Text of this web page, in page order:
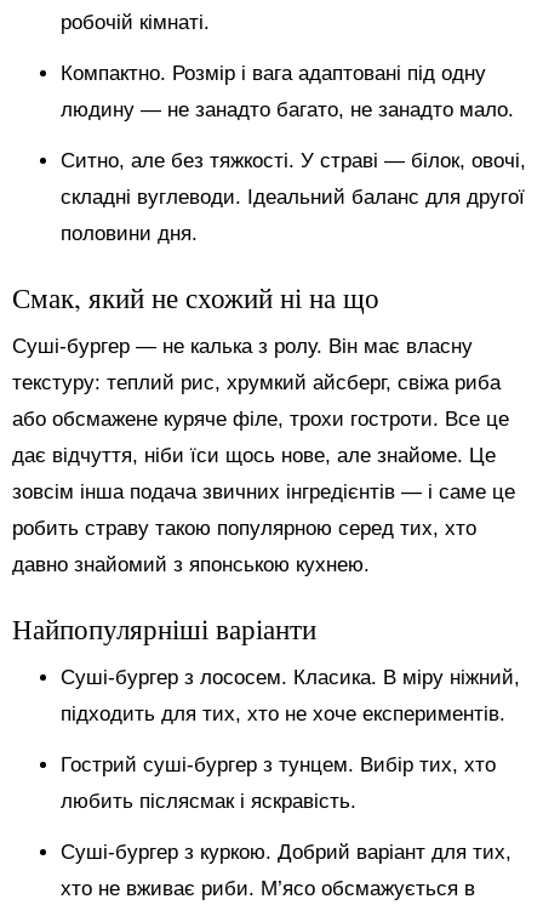
робочій кімнаті.
Компактно. Розмір і вага адаптовані під одну
людину — не занадто багато, не занадто мало.
Ситно, але без тяжкості. У страві — білок, овочі,
складні вуглеводи. Ідеальний баланс для другої
половини дня.
Смак, який не схожий ні на що
Суші-бургер — не калька з ролу. Він має власну
текстуру: теплий рис, хрумкий айсберг, свіжа риба
або обсмажене куряче філе, трохи гостроти. Все це
дає відчуття, ніби їси щось нове, але знайоме. Це
зовсім інша подача звичних інгредієнтів — і саме це
робить страву такою популярною серед тих, хто
давно знайомий з японською кухнею.
Найпопулярніші варіанти
Суші-бургер з лососем. Класика. В міру ніжний,
підходить для тих, хто не хоче експериментів.
Гострий суші-бургер з тунцем. Вибір тих, хто
любить післясмак і яскравість.
Суші-бургер з куркою. Добрий варіант для тих,
хто не вживає риби. М’ясо обсмажується в